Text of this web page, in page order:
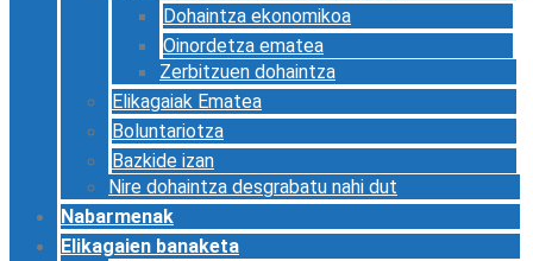
Dohaintza ekonomikoa
Oinordetza ematea
Zerbitzuen dohaintza
Elikagaiak Ematea
Boluntariotza
Bazkide izan
Nire dohaintza desgrabatu nahi dut
Nabarmenak
Elikagaien banaketa